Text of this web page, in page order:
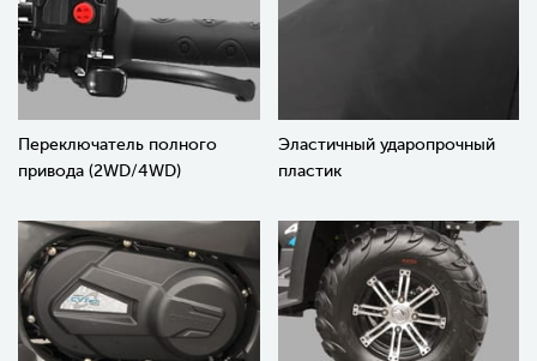
Переключатель полного
привода (2WD/4WD)
Эластичный ударопрочный
пластик